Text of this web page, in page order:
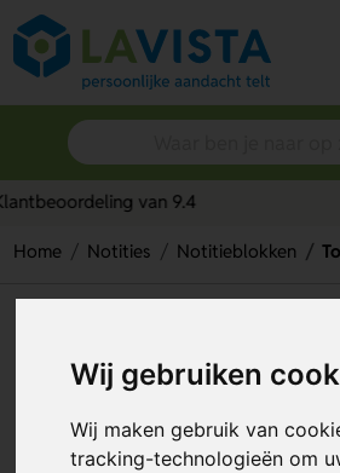
Wij gebruiken
Wij maken gebruik van
tracking-technologieën om
Snelle persoonlijke
Home Notities Notitieblokken
Artikelnummer:97623